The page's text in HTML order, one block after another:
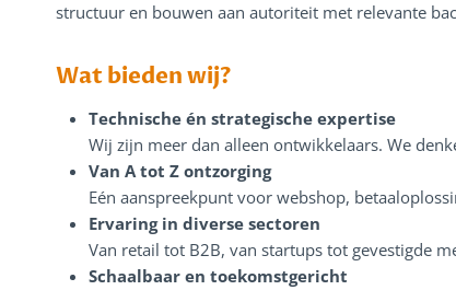
structuur en bouwen aan autoriteit met relevante
Wat bieden wij?
Technische én strategische expertise
Wij zijn meer dan alleen ontwikkelaars. We
Van A tot Z ontzorging
Eén aanspreekpunt voor webshop,
Ervaring in diverse sectoren
Van retail tot B2B, van startups tot gevestigde
Schaalbaar en toekomstgericht